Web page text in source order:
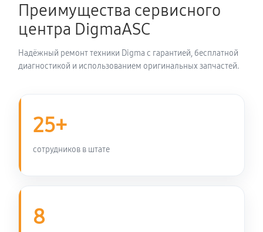
1620 руб 60 минут
60 минут
LED24MQ12
Преимущества сервисного
центра DigmaASC
Надёжный ремонт техники Digma с гарантией, бесплатной
диагностикой и использованием оригинальных запчастей.
25+
сотрудников в штате
8